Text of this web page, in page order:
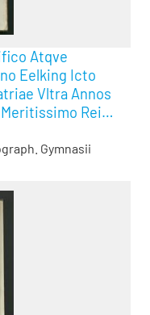
Atqve
Eelking Icto
Vltra Annos
Rei
Reliqva Iam Ad
Dignitatis
Solemni Ritv
Pietatis Et
Gymnasii